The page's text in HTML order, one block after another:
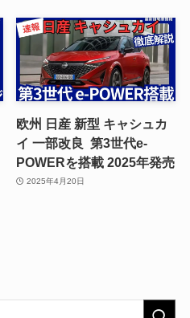
欧州 日産 新型 キャシュカ
イ 一部改良 第3世代e-
POWERを搭載 2025年発売
2025年4月20日